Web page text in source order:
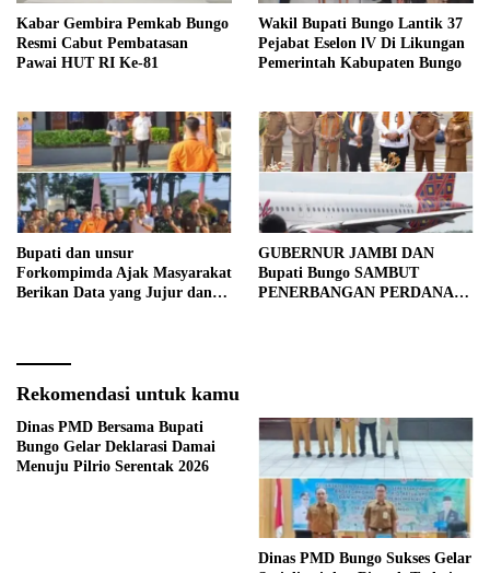
Kabar Gembira Pemkab Bungo
Resmi Cabut Pembatasan
Pawai HUT RI Ke-81
Wakil Bupati Bungo Lantik 37
Pejabat Eselon lV Di Likungan
Pemerintah Kabupaten Bungo
Bupati dan unsur
Forkompimda Ajak Masyarakat
Berikan Data yang Jujur dan
GUBERNUR JAMBI DAN
Bupati Bungo SAMBUT
PENERBANGAN PERDANA
Rekomendasi untuk kamu
Dinas PMD Bersama Bupati
Bungo Gelar Deklarasi Damai
Menuju Pilrio Serentak 2026
Dinas PMD Bungo Sukses Gelar